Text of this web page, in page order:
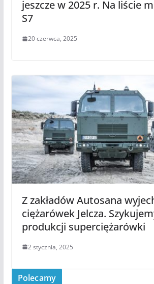
jeszcze w 2025 r. Na liście
S7
20 czerwca, 2025
Z zakładów Autosana
ciężarówek Jelcza.
produkcji superciężarówki
2 stycznia, 2025
Polecamy